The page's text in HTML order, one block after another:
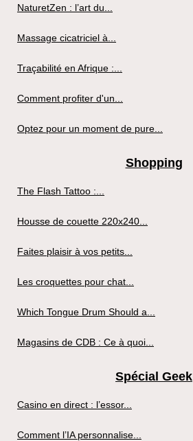
NaturetZen : l’art du...
Massage cicatriciel à...
Traçabilité en Afrique :...
Comment profiter d'un...
Optez pour un moment de pure...
Shopping
The Flash Tattoo :...
Housse de couette 220x240...
Faites plaisir à vos petits...
Les croquettes pour chat...
Which Tongue Drum Should a...
Magasins de CDB : Ce à quoi...
Spécial Geek
Casino en direct : l’essor...
Comment l’IA personnalise...